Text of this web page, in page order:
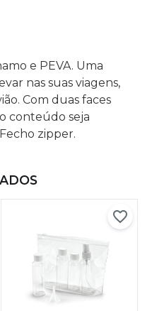
e PEVA. Uma
nas suas viagens,
Com duas faces
conteúdo seja
zipper.